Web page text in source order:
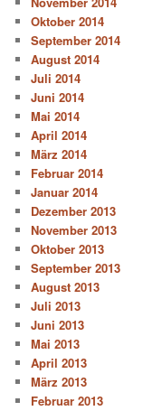
Oktober 2014
September 2014
August 2014
Juli 2014
Juni 2014
Mai 2014
April 2014
März 2014
Februar 2014
Januar 2014
Dezember 2013
November 2013
Oktober 2013
September 2013
August 2013
Juli 2013
Juni 2013
Mai 2013
April 2013
März 2013
Februar 2013